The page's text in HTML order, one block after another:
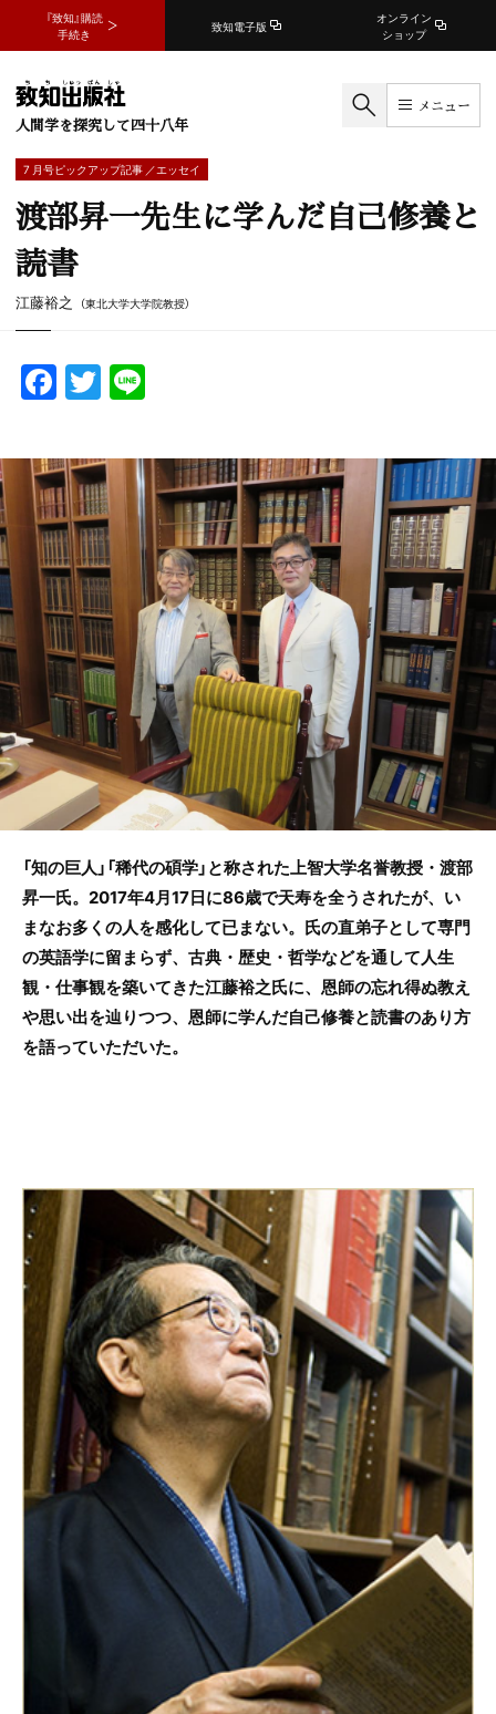
『致知』購読
手続き
致知電子版
オンライン
ショップ
人間学を探究して四十八年
メニュー
7 月号ピックアップ記事 ／エッセイ
渡部昇一先生に学んだ自己修養と
読書
江藤裕之 （東北大学大学院教授）
F
a
c
e
b
o
o
k
T
w
itt
er
e
「知の巨人」「稀代の碩学」と称された上智大学名誉教授・渡部
昇一氏。2017年4月17日に86歳で天寿を全うされたが、い
まなお多くの人を感化して已まない。氏の直弟子として専門
の英語学に留まらず、古典・歴史・哲学などを通して人生
観・仕事観を築いてきた江藤裕之氏に、恩師の忘れ得ぬ教え
や思い出を辿りつつ、恩師に学んだ自己修養と読書のあり方
を語っていただいた。